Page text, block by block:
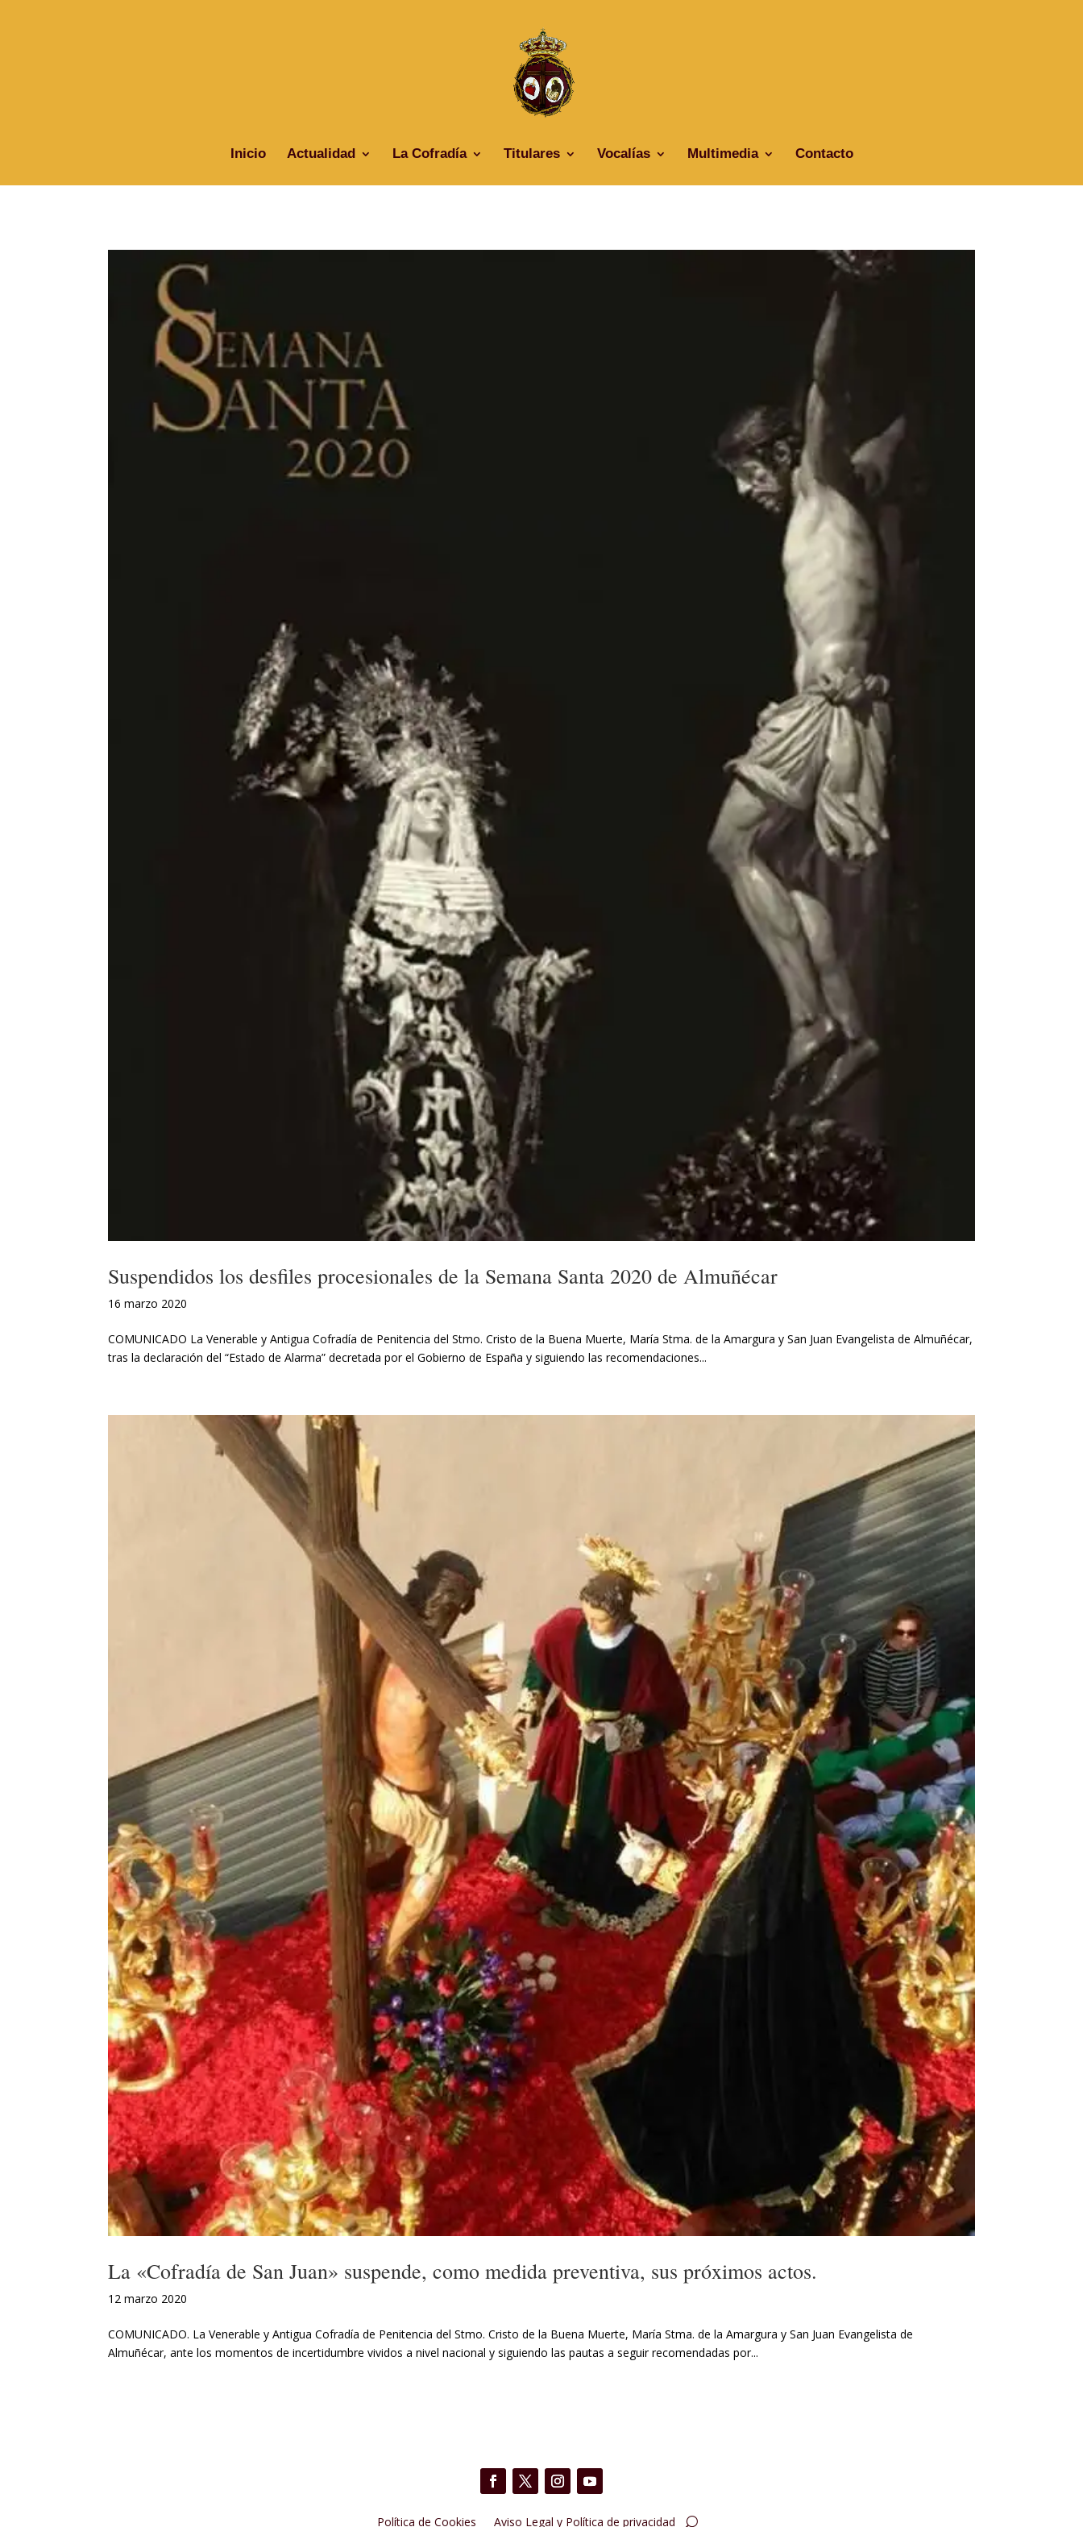
Inicio Actualidad La Cofradía Titulares Vocalías Multimedia Contacto
Suspendidos los desfiles procesionales de la Semana Santa 2020 de Almuñécar
16 marzo 2020
COMUNICADO La Venerable y Antigua Cofradía de Penitencia del Stmo. Cristo de la Buena Muerte, María Stma. de la Amargura y San Juan Evangelista de Almuñécar,
tras la declaración del “Estado de Alarma” decretada por el Gobierno de España y siguiendo las recomendaciones...
La «Cofradía de San Juan» suspende, como medida preventiva, sus próximos actos.
12 marzo 2020
COMUNICADO. La Venerable y Antigua Cofradía de Penitencia del Stmo. Cristo de la Buena Muerte, María Stma. de la Amargura y San Juan Evangelista de
Almuñécar, ante los momentos de incertidumbre vividos a nivel nacional y siguiendo las pautas a seguir recomendadas por...
Política de Cookies Aviso Legal y Política de privacidad